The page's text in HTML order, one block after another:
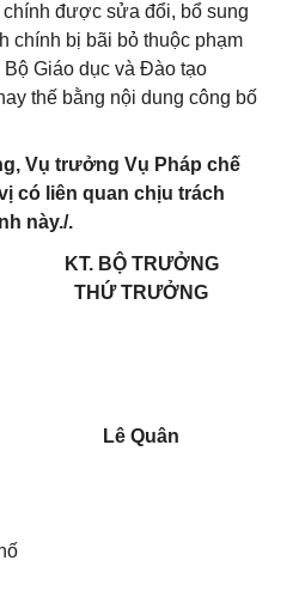
được sửa đổi, bổ sung
chính bị bãi bỏ thuộc phạm
Giáo dục và Đào tạo
thế bằng nội dung công bố
Vụ trưởng Vụ Pháp chế
có liên quan chịu trách
này./.
KT. BỘ TRƯỞNG
THỨ TRƯỞNG
Lê Quân